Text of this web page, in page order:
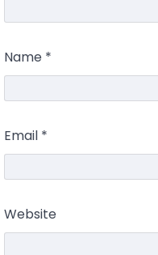
Name *
Email *
Website